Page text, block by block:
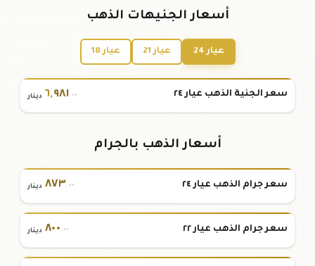
أسعار الجنيهات الذهب
عيار 24 عيار 21 عيار 18
سعر الجنية الذهب عيار ٢٤ ٦,٩٨١.٠٠ دينار
أسعار الذهب بالجرام
سعر جرام الذهب عيار ٢٤ ٨٧٣.٠٠ دينار
سعر جرام الذهب عيار ٢٢ ٨٠٠.٠٠ دينار